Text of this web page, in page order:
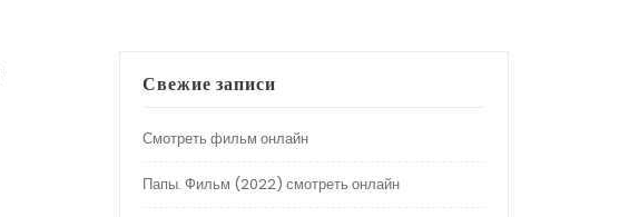
Свежие записи
Смотреть фильм онлайн
Папы. Фильм (2022) смотреть онлайн